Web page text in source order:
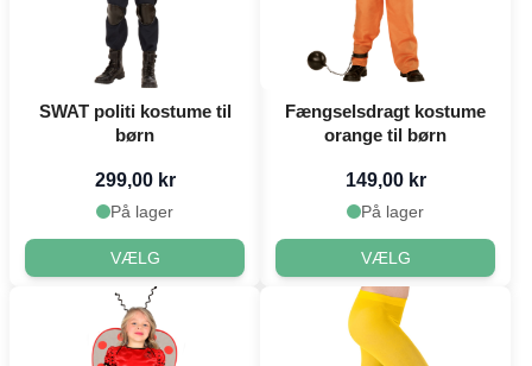
SWAT politi kostume til
børn
299,00 kr
På lager
VÆLG
Fængselsdragt kostume
orange til børn
149,00 kr
På lager
VÆLG